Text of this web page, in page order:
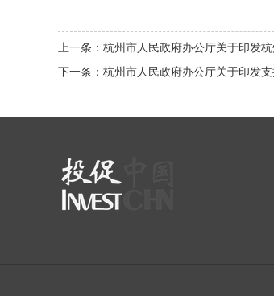
上一条：杭州市人民政府办公厅关于印发
下一条：杭州市人民政府办公厅关于印发